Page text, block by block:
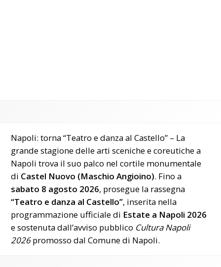
Napoli: torna “Teatro e danza al Castello” – La
grande stagione delle arti sceniche e coreutiche a
Napoli trova il suo palco nel cortile monumentale
di Castel Nuovo (Maschio Angioino). Fino a
sabato 8 agosto 2026, prosegue la rassegna
“Teatro e danza al Castello”, inserita nella
programmazione ufficiale di Estate a Napoli 2026
e sostenuta dall’avviso pubblico Cultura Napoli
2026promosso dalComune di Napoli.